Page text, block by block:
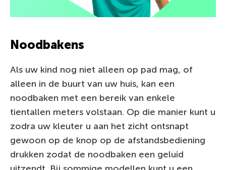
Noodbakens
Als uw kind nog niet alleen op pad mag, of
alleen in de buurt van uw huis, kan een
noodbaken met een bereik van enkele
tientallen meters volstaan. Op die manier kunt u
zodra uw kleuter u aan het zicht ontsnapt
gewoon op de knop op de afstandsbediening
drukken zodat de noodbaken een geluid